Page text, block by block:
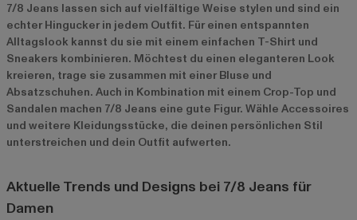
7/8 Jeans lassen sich auf vielfältige Weise stylen und sind ein
echter Hingucker in jedem Outfit. Für einen entspannten
Alltagslook kannst du sie mit einem einfachen T-Shirt und
Sneakers kombinieren. Möchtest du einen eleganteren Look
kreieren, trage sie zusammen mit einer Bluse und
Absatzschuhen. Auch in Kombination mit einem Crop-Top und
Sandalen machen 7/8 Jeans eine gute Figur. Wähle Accessoires
und weitere Kleidungsstücke, die deinen persönlichen Stil
unterstreichen und dein Outfit aufwerten.
Aktuelle Trends und Designs bei 7/8 Jeans für
Damen